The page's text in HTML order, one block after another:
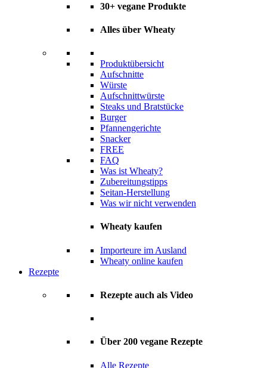
30+ vegane Produkte
Alles über Wheaty
Produktübersicht
Aufschnitte
Würste
Aufschnittwürste
Steaks und Bratstücke
Burger
Pfannengerichte
Snacker
FREE
FAQ
Was ist Wheaty?
Zubereitungstipps
Seitan-Herstellung
Was wir nicht verwenden
Wheaty kaufen
Importeure im Ausland
Wheaty online kaufen
Rezepte
Rezepte auch als Video
Über 200 vegane Rezepte
Alle Rezepte